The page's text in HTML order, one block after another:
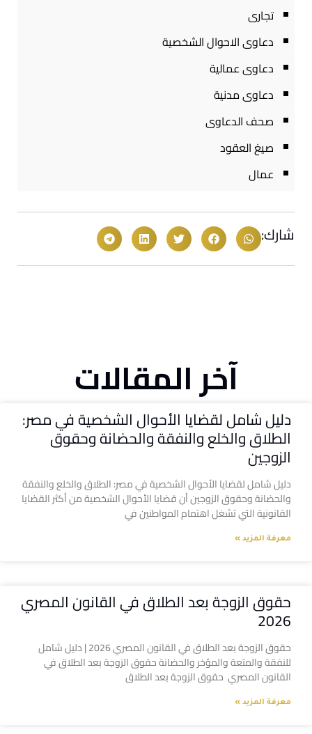
تجارى
دعاوى الاحوال الشخصية
دعاوى عمالية
دعاوى مدنية
صحف الدعاوى
صيغ العقود
عمال
شارك:
آخر المقالات
دليل شامل لقضايا الأحوال الشخصية في مصر:
الطلاق والخلع والنفقة والحضانة وحقوق
الزوجين
دليل شامل لقضايا الأحوال الشخصية في مصر: الطلاق والخلع والنفقة
والحضانة وحقوق الزوجين أن قضايا الأحوال الشخصية من أكثر القضايا
القانونية التي تشغل اهتمام المواطنين في
معرفة المزيد »
حقوق الزوجة بعد الطلاق في القانون المصري
2026
حقوق الزوجة بعد الطلاق في القانون المصري 2026 | دليل شامل
للنفقة والمتعة والمؤخر والحضانة حقوق الزوجة بعد الطلاق في
القانون المصري حقوق الزوجة بعد الطلاق
معرفة المزيد »